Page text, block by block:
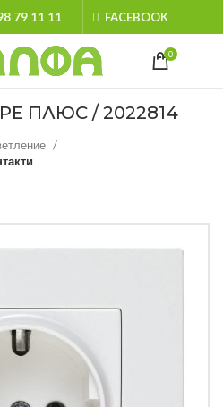
79 11 11 FACEBOOK
0
ПЛЮС / 2022814